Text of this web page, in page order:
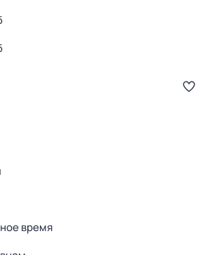
время